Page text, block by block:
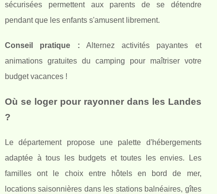
sécurisées permettent aux parents de se détendre
pendant que les enfants s'amusent librement.
Conseil pratique : Alternez activités payantes et
animations gratuites du camping pour maîtriser votre
budget vacances !
Où se loger pour rayonner dans les Landes
?
Le département propose une palette d'hébergements
adaptée à tous les budgets et toutes les envies. Les
familles ont le choix entre hôtels en bord de mer,
locations saisonnières dans les stations balnéaires, gîtes